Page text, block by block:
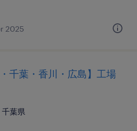
2025
千葉・香川・広島】工場
葉県